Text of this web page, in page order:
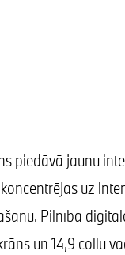
piedāvā jaunu
uz
Pilnībā
un 14,9 collu